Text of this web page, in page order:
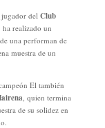
del Club
ha realizado un
una performan de
muestra de un
El también
, quien termina
de su solidez en